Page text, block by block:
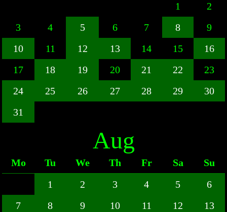
1
2
3
4 5 6 7 8
9
10
11 12 13 14 15
16
17
18 19 20 21 22
23
24
25 26 27 28 29
30
31
Aug
Mo Tu We Th Fr Sa
Su
1
2 3 4 5
6
7
8 9 10 11 12
13